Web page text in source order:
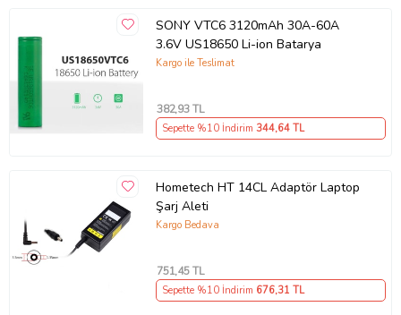
SONY VTC6 3120mAh 30A-60A
3.6V US18650 Li-ion Batarya
Kargo ile Teslimat
382,93 TL
Sepette %10 İndirim 344,64 TL
Hometech HT 14CL Adaptör Laptop
Şarj Aleti
Kargo Bedava
751,45 TL
Sepette %10 İndirim 676,31 TL